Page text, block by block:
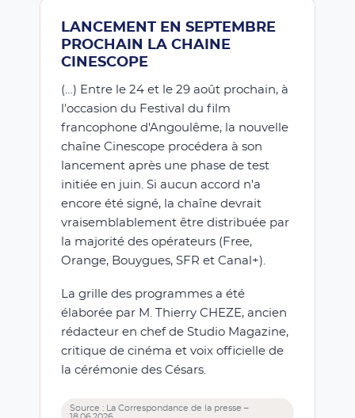
LANCEMENT EN SEPTEMBRE
PROCHAIN LA CHAINE
CINESCOPE
(…) Entre le 24 et le 29 août prochain, à
l'occasion du Festival du film
francophone d'Angoulême, la nouvelle
chaîne Cinescope procédera à son
lancement après une phase de test
initiée en juin. Si aucun accord n'a
encore été signé, la chaîne devrait
vraisemblablement être distribuée par
la majorité des opérateurs (Free,
Orange, Bouygues, SFR et Canal+).
La grille des programmes a été
élaborée par M. Thierry CHEZE, ancien
rédacteur en chef de Studio Magazine,
critique de cinéma et voix officielle de
la cérémonie des Césars.
Source : La Correspondance de la presse –